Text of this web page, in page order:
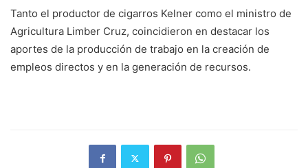
Tanto el productor de cigarros Kelner como el ministro de
Agricultura Limber Cruz, coincidieron en destacar los
aportes de la producción de trabajo en la creación de
empleos directos y en la generación de recursos.